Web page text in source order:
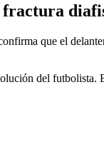
que el
del